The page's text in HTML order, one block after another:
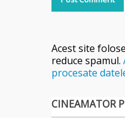
Acest site
reduce spamul.
procesate
CINEAMATOR